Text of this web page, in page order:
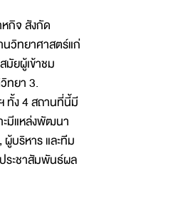
กิจ สังกัด
นวิทยาศาสตร์แก่
ยผู้เข้าชม
ทยา 3.
ทั้ง 4 สถานที่นี้มี
ะมีแหล่งพัฒนา
บริหาร และทีม
ระชาสัมพันธ์ผล